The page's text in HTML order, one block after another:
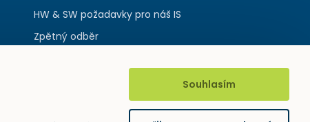
HW & SW požadavky pro náš IS
Zpětný odběr
Souhlasím